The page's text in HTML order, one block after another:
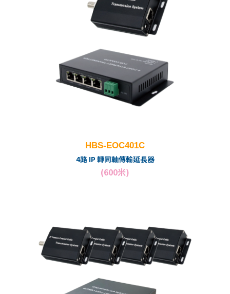
HBS-EOC401C
4路 IP 轉同軸傳輸延長器
(600米)